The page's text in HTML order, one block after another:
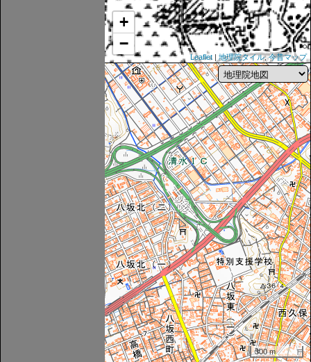
+
−
Leaflet | 地理院タイル,今昔マップ
300 m